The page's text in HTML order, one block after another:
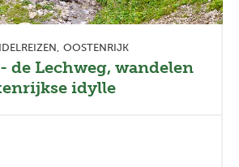
OOSTENRIJK
de Lechweg, wandelen
idylle